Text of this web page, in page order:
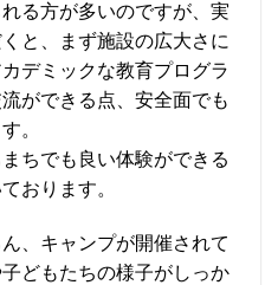
る方が多いのですが、実
と、まず施設の広大さに
デミックな教育プログラ
ができる点、安全面でも
。
ちでも良い体験ができる
おります。
、キャンプが開催されて
どもたちの様子がしっか